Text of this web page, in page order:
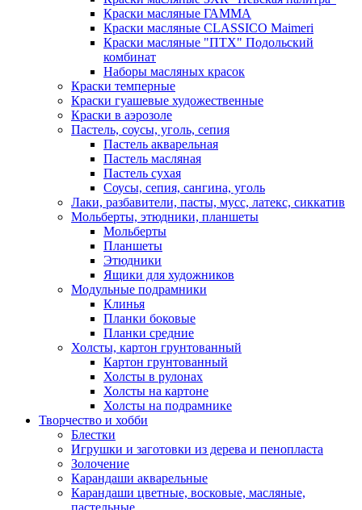
Краски масляные ГАММА
Краски масляные CLASSICO Maimeri
Краски масляные "ПТХ" Подольский
комбинат
Наборы масляных красок
Краски темперные
Краски гуашевые художественные
Краски в аэрозоле
Пастель, соусы, уголь, сепия
Пастель акварельная
Пастель масляная
Пастель сухая
Соусы, сепия, сангина, уголь
Лаки, разбавители, пасты, мусс, латекс, сиккатив
Мольберты, этюдники, планшеты
Мольберты
Планшеты
Этюдники
Ящики для художников
Модульные подрамники
Клинья
Планки боковые
Планки средние
Холсты, картон грунтованный
Картон грунтованный
Холсты в рулонах
Холсты на картоне
Холсты на подрамнике
Творчество и хобби
Блестки
Игрушки и заготовки из дерева и пенопласта
Золочение
Карандаши акварельные
Карандаши цветные, восковые, масляные,
пастельные